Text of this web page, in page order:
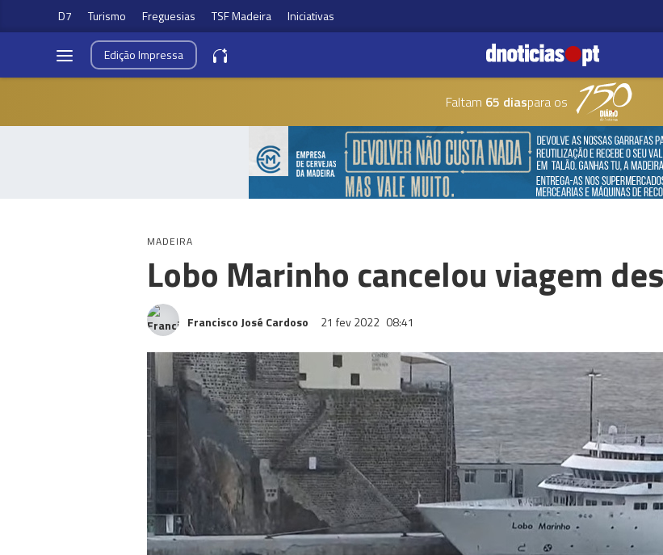
D7 Turismo Freguesias TSF Madeira Iniciativas
EdiçãoImpressa
Faltam 65 diaspara os
MADEIRA
Lobo Marinho cancelou viagem
Francisco José Cardoso 21 fev 2022 08:41